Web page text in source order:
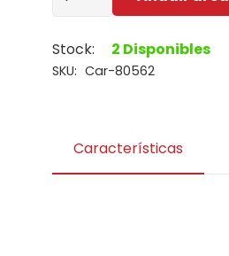
20V
3.25A
Naranja
Tipo
Stock: 2 Disponibles
SKU: Car-80562
Características